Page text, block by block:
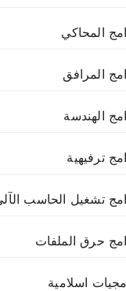
المحاكي
المرافق
الهندسة
ترفيهية
تشغيل الحاسب
حرق الملفات
اسلامية